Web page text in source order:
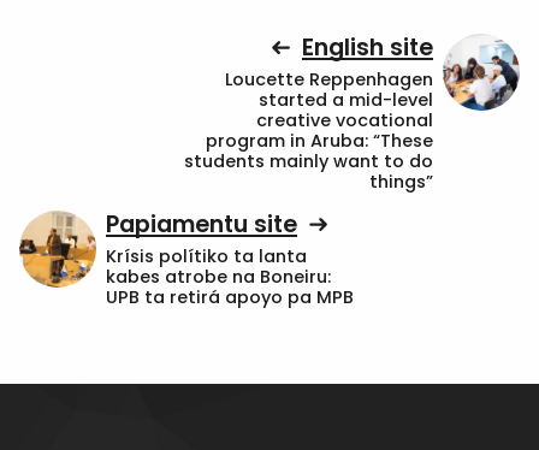
English site
Loucette Reppenhagen
started a mid-level
creative vocational
program in Aruba: “These
students mainly want to do
things”
Papiamentu site
Krísis polítiko ta lanta
kabes atrobe na Boneiru:
UPB ta retirá apoyo pa MPB